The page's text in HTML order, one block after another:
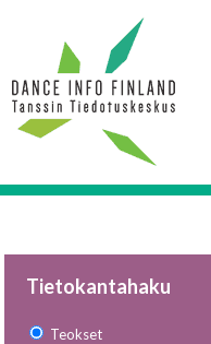
Tietokantahaku
Teokset